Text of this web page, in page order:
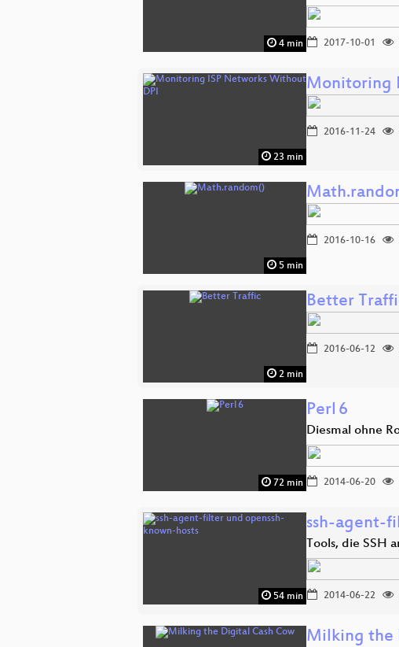
4 min 2017-10-01
23 min
Monitoring
2016-11-24
5 min
2016-10-16
2 min
Better
2016-06-12
72 min
Perl 6
Diesmal ohne
2014-06-20
54 min
ssh-agent-
Tools, die SSH
2014-06-22
Milking the